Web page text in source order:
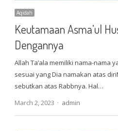
Aqidah
Keutamaan Asma’ul
Dengannya
Allah Ta’ala memiliki nama-nama
sesuai yang Dia namakan atas
sebutkan atas Rabbnya. Hal…
March 2, 2023
Author
admin